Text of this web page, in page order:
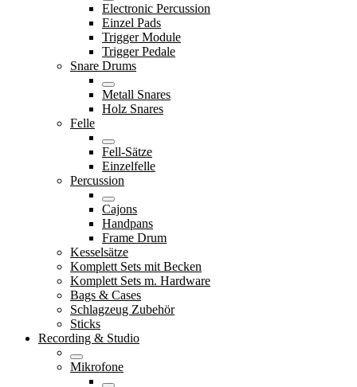
Electronic Percussion
Einzel Pads
Trigger Module
Trigger Pedale
Snare Drums
Metall Snares
Holz Snares
Felle
Fell-Sätze
Einzelfelle
Percussion
Cajons
Handpans
Frame Drum
Kesselsätze
Komplett Sets mit Becken
Komplett Sets m. Hardware
Bags & Cases
Schlagzeug Zubehör
Sticks
Recording & Studio
Mikrofone